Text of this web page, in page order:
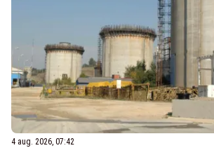
4 aug. 2026, 07:42